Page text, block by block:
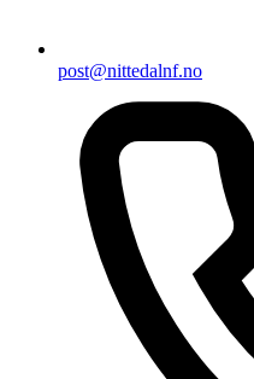
post@nittedalnf.no